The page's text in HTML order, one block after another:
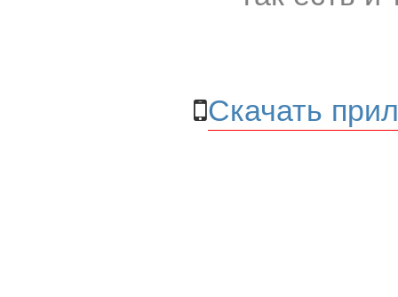
Скачать